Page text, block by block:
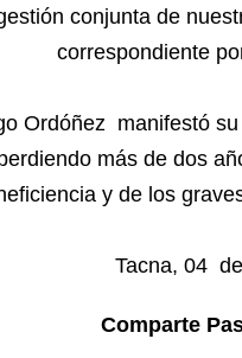
conjunta de
correspondiente
Ordóñez manifestó
más de dos
y de los
Tacna, 04
Comparte